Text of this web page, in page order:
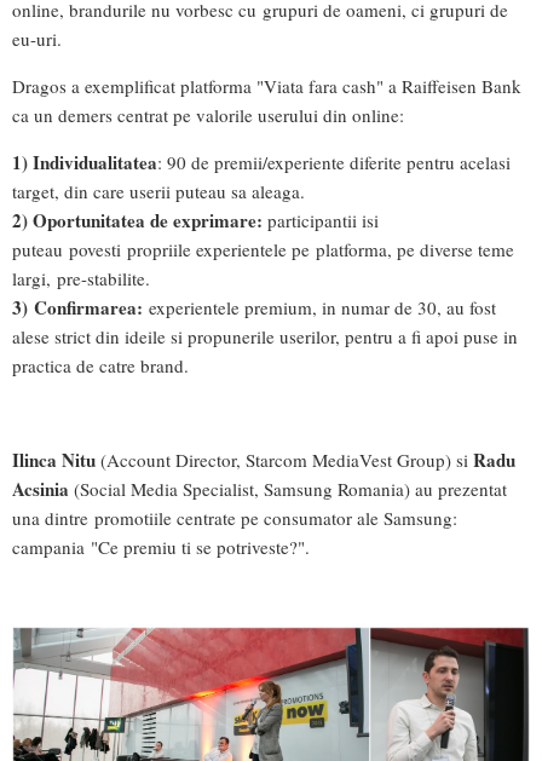
online, brandurile nu vorbesc cu grupuri de oameni, ci grupuri de
eu-uri.
Dragos a exemplificat platforma "Viata fara cash" a Raiffeisen Bank
ca un demers centrat pe valorile userului din online:
1) Individualitatea: 90 de premii/experiente diferite pentru acelasi
target, din care userii puteau sa aleaga.
2) Oportunitatea de exprimare: participantii isi
puteau povesti propriile experientele pe platforma, pe diverse teme
largi, pre-stabilite.
3) Confirmarea: experientele premium, in numar de 30, au fost
alese strict din ideile si propunerile userilor, pentru a fi apoi puse in
practica de catre brand.
Ilinca Nitu (Account Director, Starcom MediaVest Group) si Radu
Acsinia (Social Media Specialist, Samsung Romania) au prezentat
una dintre promotiile centrate pe consumator ale Samsung:
campania "Ce premiu ti se potriveste?".